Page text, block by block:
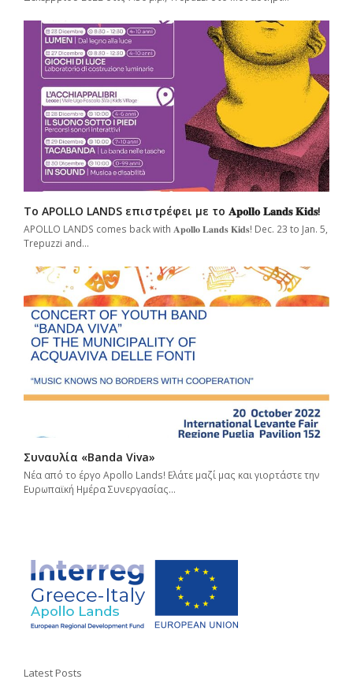
Το APOLLO LANDS επιστρέφει με το 𝐀𝐩𝐨𝐥𝐥𝐨 𝐋𝐚𝐧𝐝𝐬 𝐊𝐢𝐝𝐬!
APOLLO LANDS comes back with 𝐀𝐩𝐨𝐥𝐥𝐨 𝐋𝐚𝐧𝐝𝐬 𝐊𝐢𝐝𝐬! Dec. 23 to Jan. 5,
Trepuzzi and…
Συναυλία «Banda Viva»
Νέα από το έργο Apollo Lands! Ελάτε μαζί μας και γιορτάστε την
Ευρωπαϊκή Ημέρα Συνεργασίας…
Latest Posts